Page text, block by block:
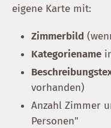
eigene Karte mit:
Zimmerbild
Kategoriename
vorhanden)
Anzahl Zimmer
Personen"